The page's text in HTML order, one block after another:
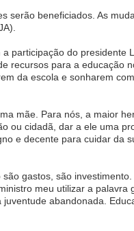
serão beneficiados. As
participação do presidente
recursos para a educação
da escola e sonharem
mãe. Para nós, a maior
ou cidadã, dar a ele uma
e decente para cuidar da
gastos, são
meu utilizar a palavra
abandonada.